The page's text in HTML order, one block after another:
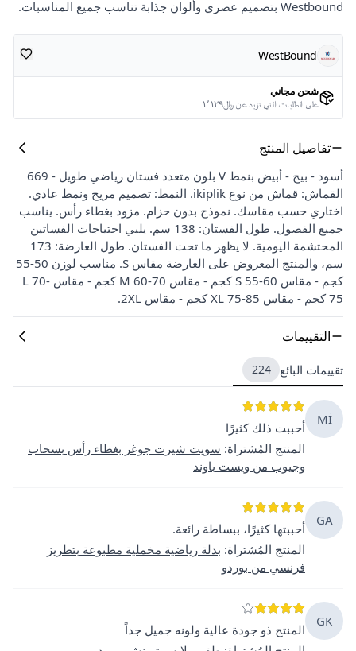
Westbound بتصميم عصري وألوان جذابة تناسب جميع المناسبات.
WestBound
شحن مجاني
على الطلبات التي تزيد عن ﷼١٬١٢٩
تفاصيل المنتج
أسود - بيج - أبيض بنمط V بلون متعدد فستان رياضي طويل - 669
القماش: قماش من نوع ikiplik. النمط: تصميم مريح ونمط عادي.
اختاري حسب مقاسك. نموذج بدون حزام. مزود بغطاء رأس. يناسب
جميع الفصول. طول الفستان: 138 سم. يلبي احتياجات الفساتين
المحتشمة اليومية. لا يظهر ما تحت الفستان. طول العارضة: 173
سم، والمنتج المعروض على العارضة مقاس S. مناسب لوزن 50-55
كجم - مقاس S 55-60 كجم - مقاس M 60-70 كجم - مقاس L 70-
75 كجم - مقاس XL 75-85 كجم - مقاس 2XL.
التقييمات
تقييمات البائع 224
Mİ
أحببت ذلك كثيرًا
المنتج المُشتراة: سويت شيرت جوغر بغطاء رأس بسحاب
وجيوب من ويست باوند
GA
أحببتها كثيرًا، ببساطة رائعة.
المنتج المُشتراة: بدلة رياضية مخملية مطبوعة بتطريز
فرنسي من بوردو
GK
المنتج ذو جودة عالية ولونه جميل جداً